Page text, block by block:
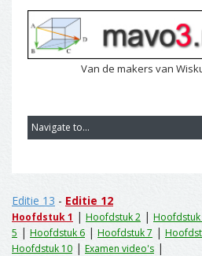
Van de makers van
Editie 13 - Editie 12
Hoofdstuk 1 | Hoofdstuk 2 | Hoofdstuk
5 | Hoofdstuk 6 | Hoofdstuk 7 |
Hoofdstuk 10 | Examen video's |